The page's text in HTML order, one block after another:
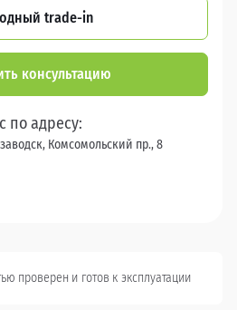
trade-in
консультацию
по адресу:
Комсомольский пр., 8
проверен и готов к эксплуатации